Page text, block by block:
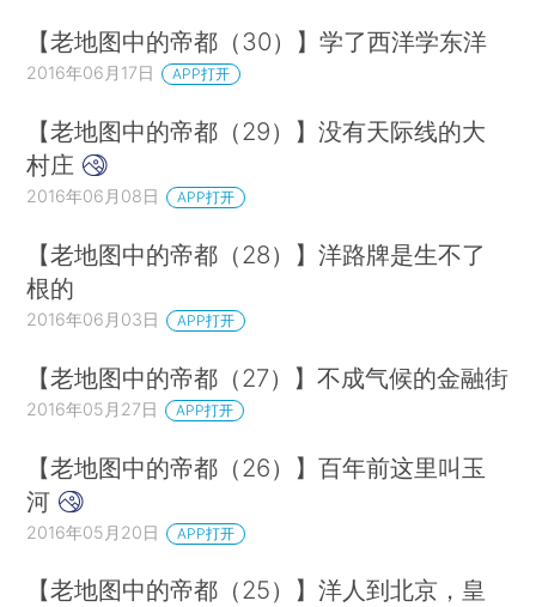
【老地图中的帝都（30）】学了西洋学东洋
2016年06月17日 APP打开
【老地图中的帝都（29）】没有天际线的大
村庄
2016年06月08日 APP打开
【老地图中的帝都（28）】洋路牌是生不了
根的
2016年06月03日 APP打开
【老地图中的帝都（27）】不成气候的金融街
2016年05月27日 APP打开
【老地图中的帝都（26）】百年前这里叫玉
河
2016年05月20日 APP打开
【老地图中的帝都（25）】洋人到北京，皇